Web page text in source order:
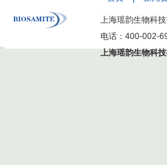
上海瑶韵生物科
电话：400-002-
上海瑶韵生物科